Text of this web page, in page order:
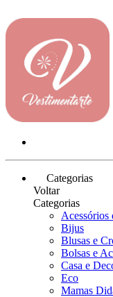
Categorias
Voltar
Categorias
Acessórios
Bijus
Blusas e
Bolsas e
Casa e
Eco
Mamas